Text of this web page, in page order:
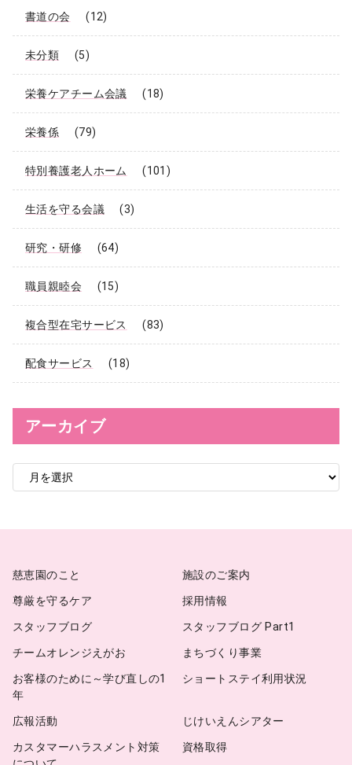
書道の会 (12)
未分類 (5)
栄養ケアチーム会議 (18)
栄養係 (79)
特別養護老人ホーム (101)
生活を守る会議 (3)
研究・研修 (64)
職員親睦会 (15)
複合型在宅サービス (83)
配食サービス (18)
アーカイブ
ア
カ
慈恵園のこと
施設のご案内
尊厳を守るケア
採用情報
スタッフブログ
スタッフブログ Part1
チームオレンジえがお
まちづくり事業
お客様のために～学び直しの1
年
ショートステイ利用状況
広報活動
じけいえんシアター
カスタマーハラスメント対策
資格取得